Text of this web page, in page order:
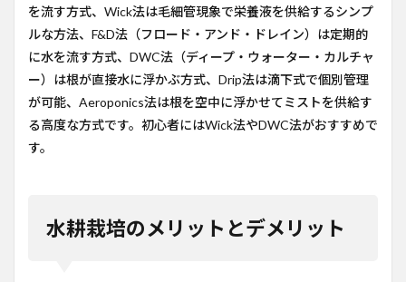
を流す方式、Wick法は毛細管現象で栄養液を供給するシンプ
ルな方法、F&D法（フロード・アンド・ドレイン）は定期的
に水を流す方式、DWC法（ディープ・ウォーター・カルチャ
ー）は根が直接水に浮かぶ方式、Drip法は滴下式で個別管理
が可能、Aeroponics法は根を空中に浮かせてミストを供給す
る高度な方式です。初心者にはWick法やDWC法がおすすめで
す。
水耕栽培のメリットとデメリット